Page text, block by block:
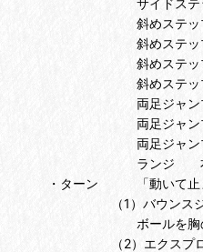
サイドステップ
斜めステップ１
斜めステップ２
斜めステップ3
斜めステップ４
両足ジャンプ１
両足ジャンプ２
両足ジャンプ３
ランジ 右前
・ターン 「動いて止まっ
（1）バウンスジ
ボールを胸の前に持って
（2）エクスプロージ